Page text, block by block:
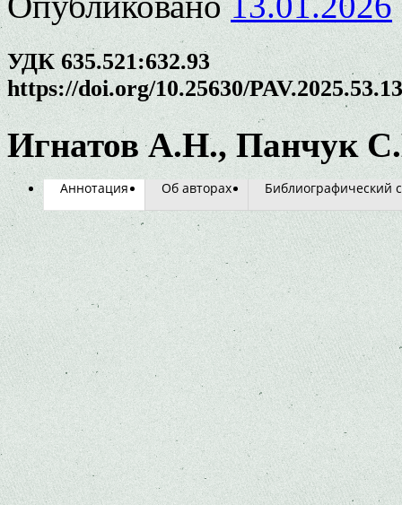
УДК 635.521:632.93
https://doi.org/10.25630/
Игнатов А.Н., Панчук
Аннотация Об авторах Библиографический